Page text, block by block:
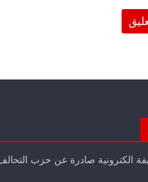
الكترونية صادرة عن حزب